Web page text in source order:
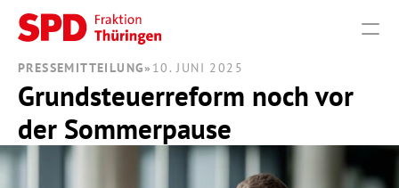
PRODUCT
Design
PRESSEMITTEILUNG» 10. JUNI 2025
Grundsteuerreform noch vor
der Sommerpause